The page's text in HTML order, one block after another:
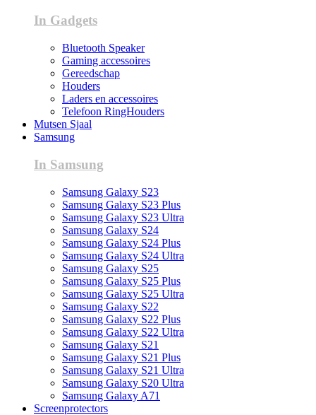
In Gadgets
Bluetooth Speaker
Gaming accessoires
Gereedschap
Houders
Laders en accessoires
Telefoon RingHouders
Mutsen Sjaal
Samsung
In Samsung
Samsung Galaxy S23
Samsung Galaxy S23 Plus
Samsung Galaxy S23 Ultra
Samsung Galaxy S24
Samsung Galaxy S24 Plus
Samsung Galaxy S24 Ultra
Samsung Galaxy S25
Samsung Galaxy S25 Plus
Samsung Galaxy S25 Ultra
Samsung Galaxy S22
Samsung Galaxy S22 Plus
Samsung Galaxy S22 Ultra
Samsung Galaxy S21
Samsung Galaxy S21 Plus
Samsung Galaxy S21 Ultra
Samsung Galaxy S20 Ultra
Samsung Galaxy A71
Screenprotectors